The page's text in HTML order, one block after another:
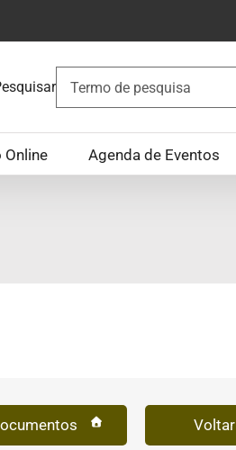
Online Agenda de Eventos
Voltar